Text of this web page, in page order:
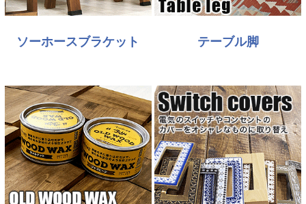
ソーホースブラケット テーブル脚